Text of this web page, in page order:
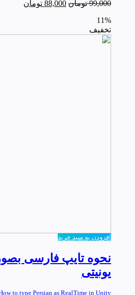
99,000 تومان 88,000 تومان
11%
تخفیف
افزودن به سبد خرید
یونیتی
to type Persian as RealTime in Unity